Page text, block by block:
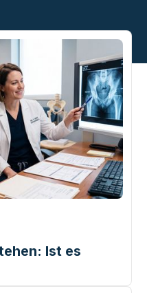
Ist es